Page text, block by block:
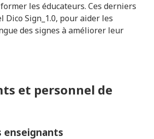
les éducateurs. Ces derniers
Dico Sign_1.0, pour aider les
des signes à améliorer leur
et personnel de
enseignants